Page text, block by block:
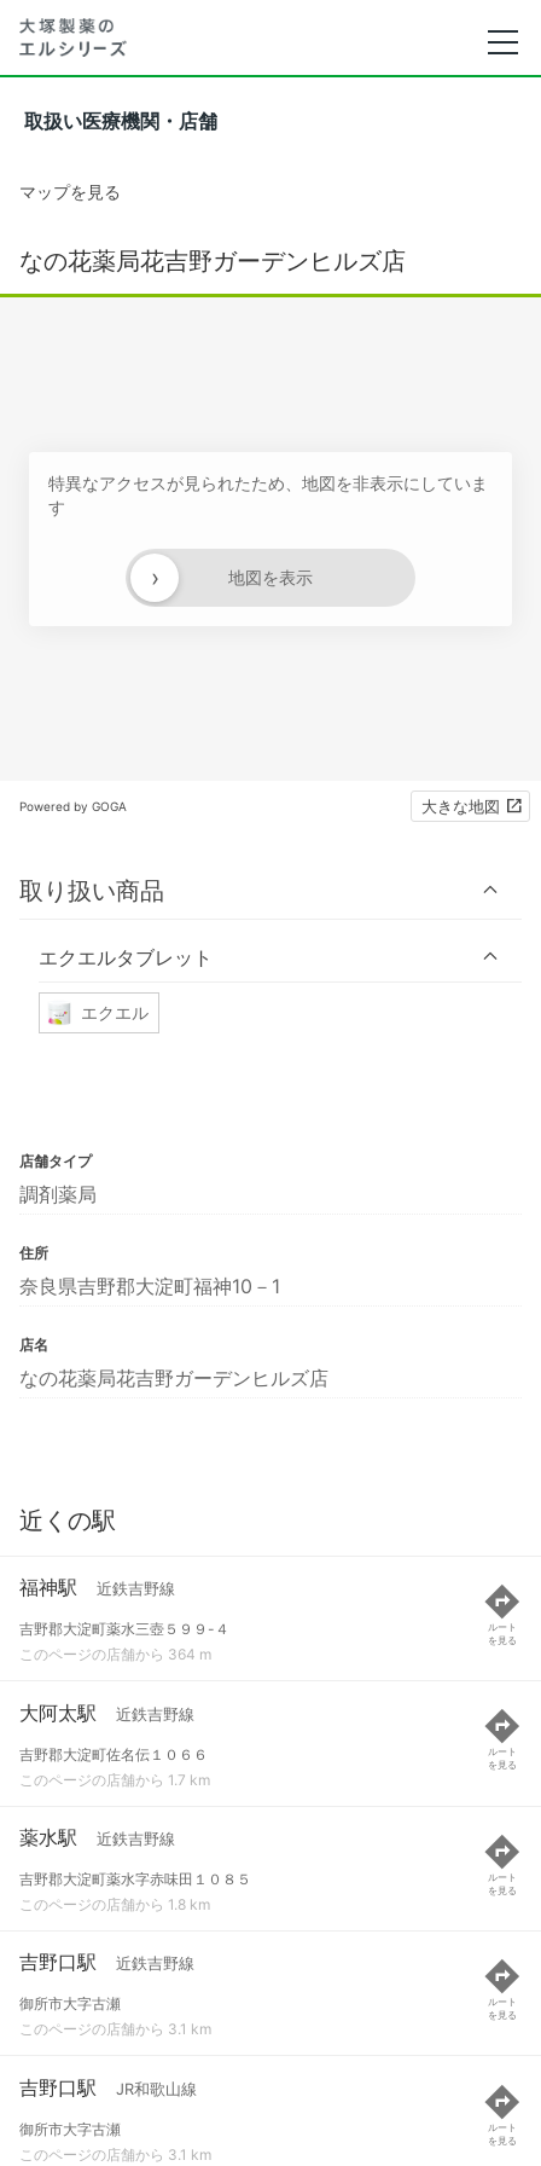
取扱い医療機関・店舗
マップを見る
なの花薬局花吉野ガーデンヒルズ店
特異なアクセスが見られたため、地図を非表示にしていま
す
地図を表示
›
Powered by GOGA 大きな地図
取り扱い商品
エクエルタブレット
エクエル
店舗タイプ
調剤薬局
住所
奈良県吉野郡大淀町福神10－1
店名
なの花薬局花吉野ガーデンヒルズ店
近くの駅
福神駅 近鉄吉野線
吉野郡大淀町薬水三壺５９９-４
このページの店舗から 364 m
ルート
を見る
大阿太駅 近鉄吉野線
吉野郡大淀町佐名伝１０６６
このページの店舗から 1.7 km
ルート
を見る
薬水駅 近鉄吉野線
吉野郡大淀町薬水字赤味田１０８５
このページの店舗から 1.8 km
ルート
を見る
吉野口駅 近鉄吉野線
御所市大字古瀬
このページの店舗から 3.1 km
ルート
を見る
吉野口駅 JR和歌山線
御所市大字古瀬
このページの店舗から 3.1 km
ルート
を見る